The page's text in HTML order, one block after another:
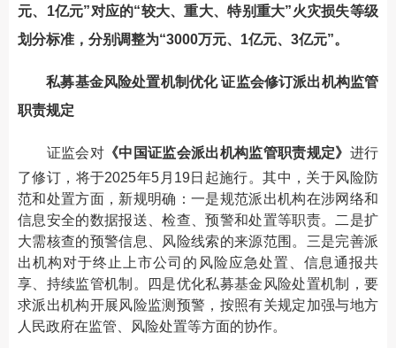
元、1亿元”对应的“较大、重大、特别重大”火灾损失等级
划分标准，分别调整为“3000万元、1亿元、3亿元”。
私募基金风险处置机制优化 证监会修订派出机构监管
职责规定
证监会对 《中国证监会派出机构监管职责规定》 进行
了修订，将于2025年5月19日起施行。其中，关于风险防
范和处置方面，新规明确：一是规范派出机构在涉网络和
信息安全的数据报送、检查、预警和处置等职责。二是扩
大需核查的预警信息、风险线索的来源范围。三是完善派
出机构对于终止上市公司的风险应急处置、信息通报共
享、持续监管机制。四是优化私募基金风险处置机制，要
求派出机构开展风险监测预警，按照有关规定加强与地方
人民政府在监管、风险处置等方面的协作。